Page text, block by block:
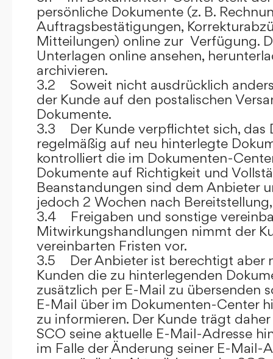
persönliche Dokumente (z. B.
Auftragsbestätigungen,
Mitteilungen) online zur Verfügung.
Unterlagen online ansehen,
archivieren.
3.2 Soweit nicht ausdrücklich
der Kunde auf den postalischen
Dokumente.
3.3 Der Kunde verpflichtet sich, das
regelmäßig auf neu hinterlegte
kontrolliert die im Dokumenten-
Dokumente auf Richtigkeit und
Beanstandungen sind dem Anbieter
jedoch 2 Wochen nach
3.4 Freigaben und sonstige
Mitwirkungshandlungen nimmt der
vereinbarten Fristen vor.
3.5 Der Anbieter ist berechtigt aber
Kunden die zu hinterlegenden
zusätzlich per E-Mail zu übersenden
E-Mail über im Dokumenten-Center
zu informieren. Der Kunde trägt
SCO seine aktuelle E-Mail-Adresse
im Falle der Änderung seiner E-Mail-